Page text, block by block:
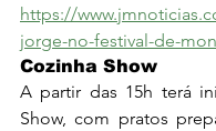
https://
jorge-no-festival-de-
Cozinha Show
A partir das 15h terá
Show, com pratos